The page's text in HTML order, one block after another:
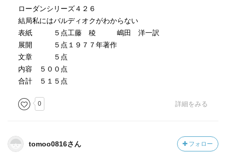
ローダンシリーズ４２６
結局私にはバルディオクがわからない
表紙 ５点工藤 稜 嶋田 洋一訳
展開 ５点１９７７年著作
文章 ５点
内容 ５００点
合計 ５１５点
0 詳細をみる
tomoo0816さん フォロー